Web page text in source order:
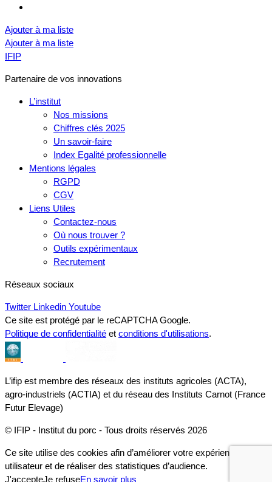
Ajouter à ma liste
Ajouter à ma liste
IFIP
Partenaire de vos innovations
L’institut
Nos missions
Chiffres clés 2025
Un savoir-faire
Index Egalité professionnelle
Mentions légales
RGPD
CGV
Liens Utiles
Contactez-nous
Où nous trouver ?
Outils expérimentaux
Recrutement
Réseaux sociaux
Twitter Linkedin Youtube
Ce site est protégé par le reCAPTCHA Google.
Politique de confidentialité et conditions d'utilisations.
L’ifip est membre des réseaux des instituts agricoles (ACTA),
agro-industriels (ACTIA) et du réseau des Instituts Carnot (France
Futur Elevage)
© IFIP - Institut du porc - Tous droits réservés 2026
Ce site utilise des cookies afin d’améliorer votre expérience
utilisateur et de réaliser des statistiques d’audience.
J'accepteJe refuseEn savoir plus